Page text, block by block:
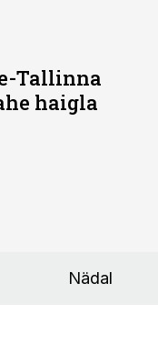
Tallinna
haigla
Nädal